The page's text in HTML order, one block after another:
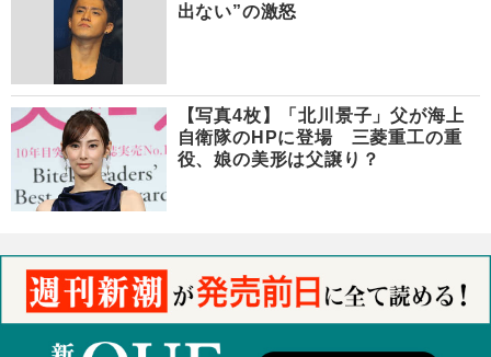
出ない”の激怒
【写真4枚】「北川景子」父が海上
自衛隊のHPに登場 三菱重工の重
役、娘の美形は父譲り？